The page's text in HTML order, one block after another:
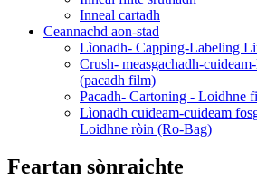
Inneal cartadh
Ceannachd aon-stad
Lìonadh- Capping-Labeling
Crush- measgachadh-
(pacadh film)
Pacadh- Cartoning - Loidhne
Lìonadh cuideam-cuideam
Loidhne ròin (Ro-Bag)
Feartan sònraichte